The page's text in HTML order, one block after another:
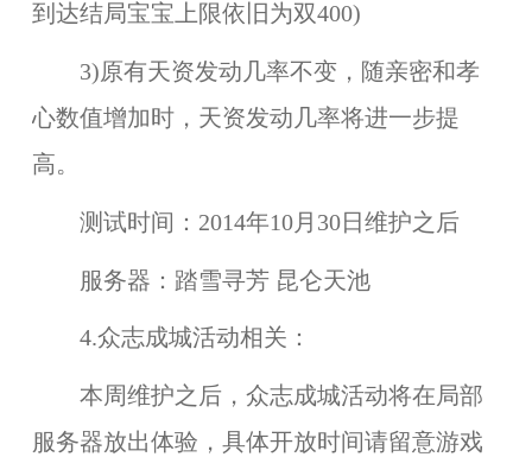
到达结局宝宝上限依旧为双400)
3)原有天资发动几率不变，随亲密和孝
心数值增加时，天资发动几率将进一步提
高。
测试时间： 2014年10月30日维护之后
服务器： 踏雪寻芳 昆仑天池
4.众志成城活动相关：
本周维护之后， 众志成城活动将在局部
服务器放出体验，具体开放时间请留意游戏